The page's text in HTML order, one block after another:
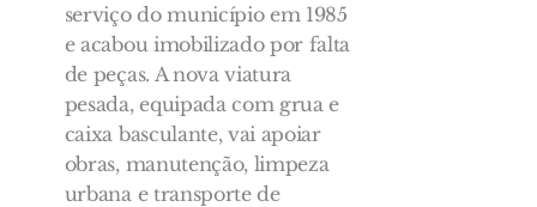
serviço do município em 1985
e acabou imobilizado por falta
de peças. A nova viatura
pesada, equipada com grua e
caixa basculante, vai apoiar
obras, manutenção, limpeza
urbana e transporte de